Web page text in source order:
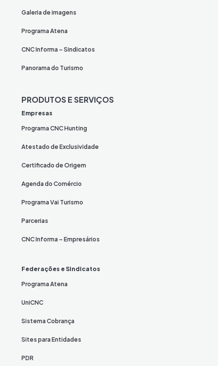
Galeria de imagens
Programa Atena
CNC Informa – Sindicatos
Panorama do Turismo
PRODUTOS E SERVIÇOS
Empresas
Programa CNC Hunting
Atestado de Exclusividade
Certificado de Origem
Agenda do Comércio
Programa Vai Turismo
Parcerias
CNC Informa – Empresários
Federações e Sindicatos
Programa Atena
UniCNC
Sistema Cobrança
Sites para Entidades
PDR